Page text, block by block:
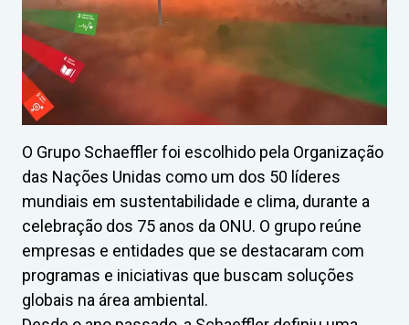
O Grupo Schaeffler foi escolhido pela Organização
das Nações Unidas como um dos 50 líderes
mundiais em sustentabilidade e clima, durante a
celebração dos 75 anos da ONU. O grupo reúne
empresas e entidades que se destacaram com
programas e iniciativas que buscam soluções
globais na área ambiental.